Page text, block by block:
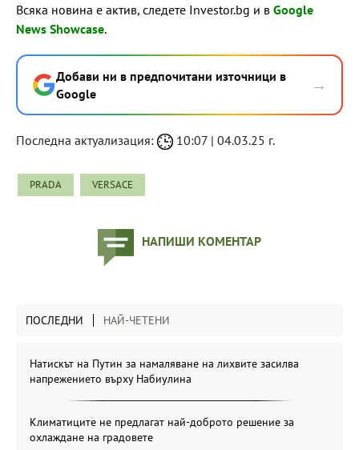
Всяка новина е актив, следете Investor.bg и в Google
News Showcase.
Добави ни в предпочитани източници в
Google
→
Последна актуализация: 10:07 | 04.03.25 г.
PRADA VERSACE
НАПИШИ КОМЕНТАР
ПОСЛЕДНИ НАЙ-ЧЕТЕНИ
Натискът на Путин за намаляване на лихвите засилва
напрежението върху Набиулина
Климатиците не предлагат най-доброто решение за
охлаждане на градовете